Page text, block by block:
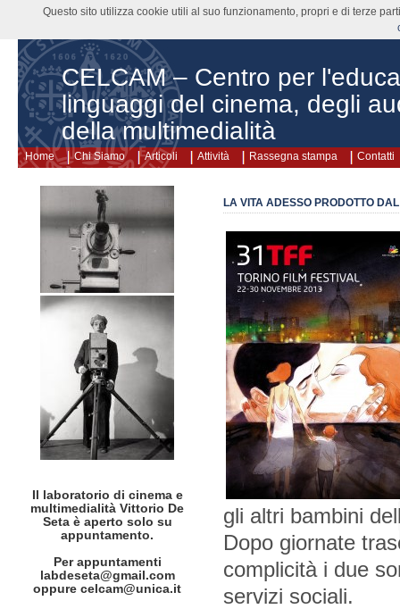
CELCAM – Centro per
linguaggi del cinema, degli
della multimedialità
Home Chi Siamo Articoli Attività Rassegna stampa Contatti
LA VITA ADESSO PRODOTTO
gli altri bambini
Dopo giornate
complicità i due
servizi sociali.
Il laboratorio di cinema e
multimedialità Vittorio De
Seta è aperto solo su
appuntamento.
Per appuntamenti
labdeseta@gmail.com
oppure celcam@unica.it
Questo sito utilizza cookie utili al suo funzionamento, propri e di terze